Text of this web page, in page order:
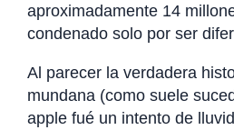
aproximadamente 14
condenado solo por ser
Al parecer la verdadera
mundana (como suele
apple fué un intento de